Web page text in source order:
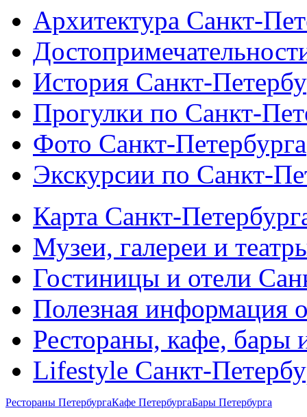
Архитектура Санкт-
История Санкт-
Прогулки по Санкт-
Фото Санкт-Петербурга
Экскурсии по Санкт-
Карта Санкт-
Музеи, галереи и
Гостиницы и отели
Полезная информация
Рестораны, кафе, бары
Lifestyle Санкт-
Рестораны ПетербургаКафе ПетербургаБары Петербурга